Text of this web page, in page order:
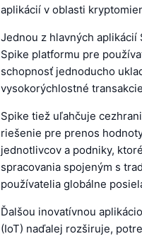
aplikácií v oblasti
Jednou z hlavných aplikácií
Spike platformu pre
schopnosť jednoducho
vysokorýchlostné
Spike tiež uľahčuje
riešenie pre prenos
jednotlivcov a podniky,
spracovania spojeným s
používatelia globálne
Ďalšou inovatívnou
(IoT) naďalej rozširuje,